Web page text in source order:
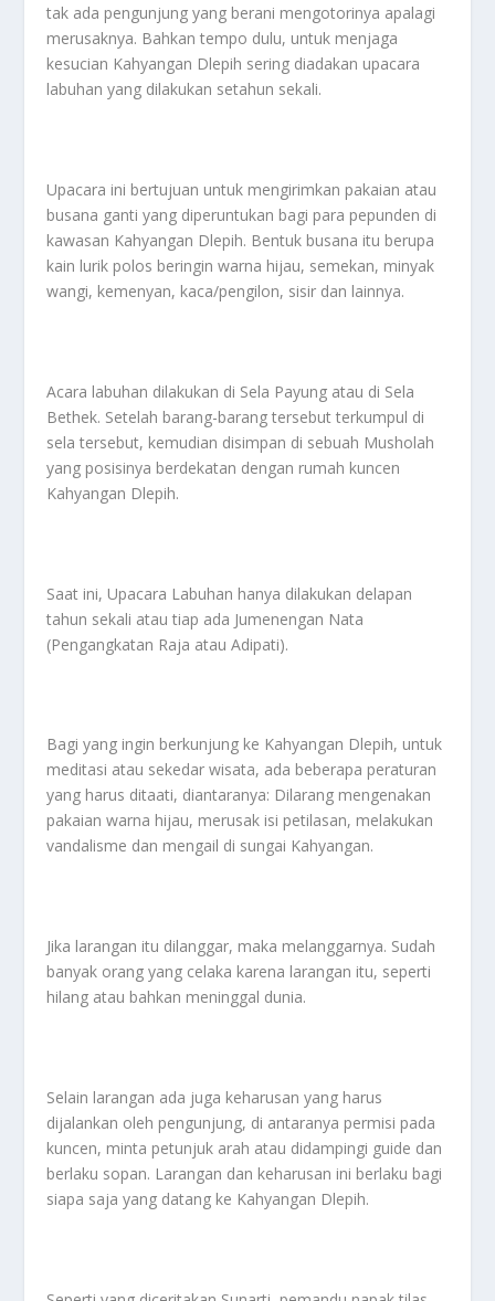
tak ada pengunjung yang berani mengotorinya apalagi
merusaknya. Bahkan tempo dulu, untuk menjaga
kesucian Kahyangan Dlepih sering diadakan upacara
labuhan yang dilakukan setahun sekali.
Upacara ini bertujuan untuk mengirimkan pakaian atau
busana ganti yang diperuntukan bagi para pepunden di
kawasan Kahyangan Dlepih. Bentuk busana itu berupa
kain lurik polos beringin warna hijau, semekan, minyak
wangi, kemenyan, kaca/pengilon, sisir dan lainnya.
Acara labuhan dilakukan di Sela Payung atau di Sela
Bethek. Setelah barang-barang tersebut terkumpul di
sela tersebut, kemudian disimpan di sebuah Musholah
yang posisinya berdekatan dengan rumah kuncen
Kahyangan Dlepih.
Saat ini, Upacara Labuhan hanya dilakukan delapan
tahun sekali atau tiap ada Jumenengan Nata
(Pengangkatan Raja atau Adipati).
Bagi yang ingin berkunjung ke Kahyangan Dlepih, untuk
meditasi atau sekedar wisata, ada beberapa peraturan
yang harus ditaati, diantaranya: Dilarang mengenakan
pakaian warna hijau, merusak isi petilasan, melakukan
vandalisme dan mengail di sungai Kahyangan.
Jika larangan itu dilanggar, maka melanggarnya. Sudah
banyak orang yang celaka karena larangan itu, seperti
hilang atau bahkan meninggal dunia.
Selain larangan ada juga keharusan yang harus
dijalankan oleh pengunjung, di antaranya permisi pada
kuncen, minta petunjuk arah atau didampingi guide dan
berlaku sopan. Larangan dan keharusan ini berlaku bagi
siapa saja yang datang ke Kahyangan Dlepih.